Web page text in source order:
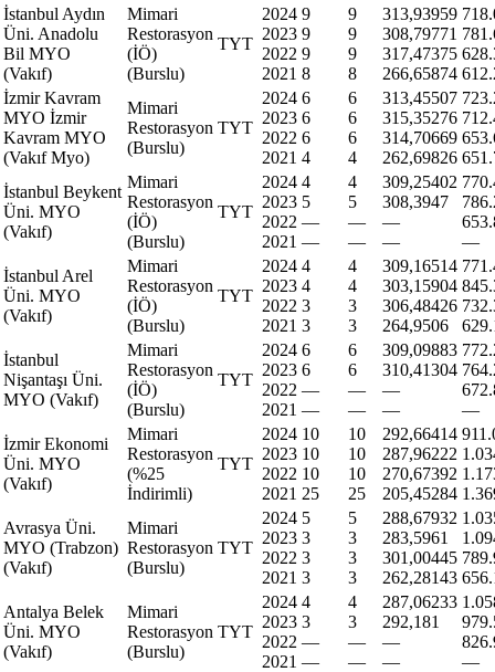
İstanbul Aydın
Üni. Anadolu
Bil MYO
(Vakıf)
Mimari
Restorasyon
(İÖ)
(Burslu)
TYT
2024
2023
2022
2021
9
9
9
8
9
9
9
8
313,93959
308,79771
317,47375
266,65874
İzmir Kavram
MYO İzmir
Kavram MYO
(Vakıf Myo)
Mimari
Restorasyon
(Burslu)
TYT
2024
2023
2022
2021
6
6
6
4
6
6
6
4
313,45507
315,35276
314,70669
262,69826
İstanbul Beykent
Üni. MYO
(Vakıf)
Mimari
Restorasyon
(İÖ)
(Burslu)
TYT
2024
2023
2022
2021
4
5
—
—
4
5
—
—
309,25402
308,3947
—
—
—
İstanbul Arel
Üni. MYO
(Vakıf)
Mimari
Restorasyon
(İÖ)
(Burslu)
TYT
2024
2023
2022
2021
4
4
3
3
4
4
3
3
309,16514
303,15904
306,48426
264,9506
İstanbul
Nişantaşı Üni.
MYO (Vakıf)
Mimari
Restorasyon
(İÖ)
(Burslu)
TYT
2024
2023
2022
2021
6
6
—
—
6
6
—
—
309,09883
310,41304
—
—
—
İzmir Ekonomi
Üni. MYO
(Vakıf)
Mimari
Restorasyon
(%25
İndirimli)
TYT
2024
2023
2022
2021
10
10
10
25
10
10
10
25
292,66414
287,96222
270,67392
205,45284
Avrasya Üni.
MYO (Trabzon)
(Vakıf)
Mimari
Restorasyon
(Burslu)
TYT
2024
2023
2022
2021
5
3
3
3
5
3
3
3
288,67932
283,5961
301,00445
262,28143
Antalya Belek
Üni. MYO
(Vakıf)
Mimari
Restorasyon
(Burslu)
TYT
2024
2023
2022
2021
4
3
—
—
4
3
—
—
287,06233
292,181
—
—
—